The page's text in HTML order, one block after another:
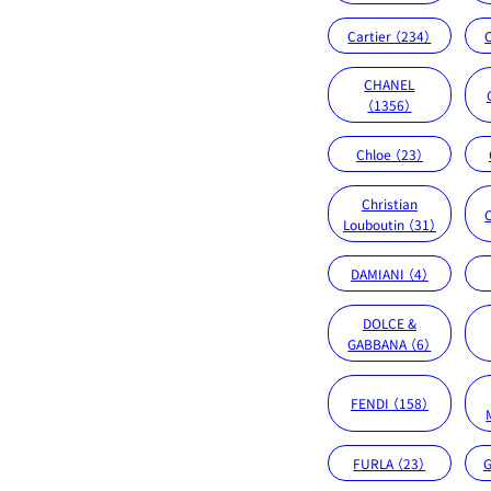
Cartier （234）
CHANEL
（1356）
Chloe （23）
Christian
Louboutin （31）
DAMIANI （4）
DOLCE &
GABBANA （6）
FENDI （158）
FURLA （23）